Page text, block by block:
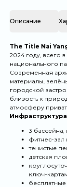
Описание
The Title Nai
2024 году, всего
национального
Современная
материалы,
городской
близость к
атмосферу
3 бассейна,
фитнес-зал
тенистые
детская
ключ-